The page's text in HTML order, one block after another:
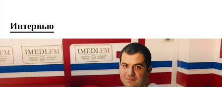
Интервью